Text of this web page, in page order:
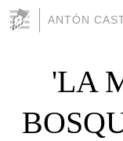
ANTÓN
'LA